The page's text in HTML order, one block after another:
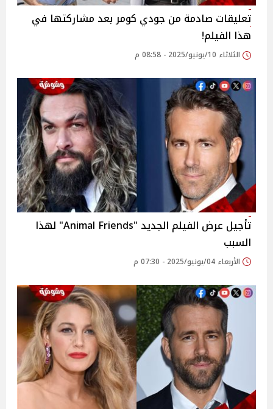
تعليقات صادمة من جودي كومر بعد مشاركتها في
هذا الفيلم!
الثلاثاء 10/يونيو/2025 - 08:58 م
تأجيل عرض الفيلم الجديد "Animal Friends" لهذا
السبب
الأربعاء 04/يونيو/2025 - 07:30 م